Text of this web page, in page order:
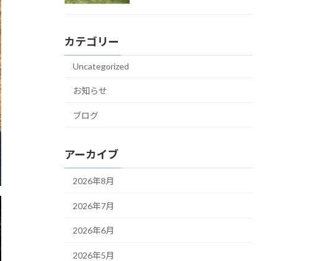
カテゴリー
Uncategorized
お知らせ
ブログ
アーカイブ
2026年8月
2026年7月
2026年6月
2026年5月